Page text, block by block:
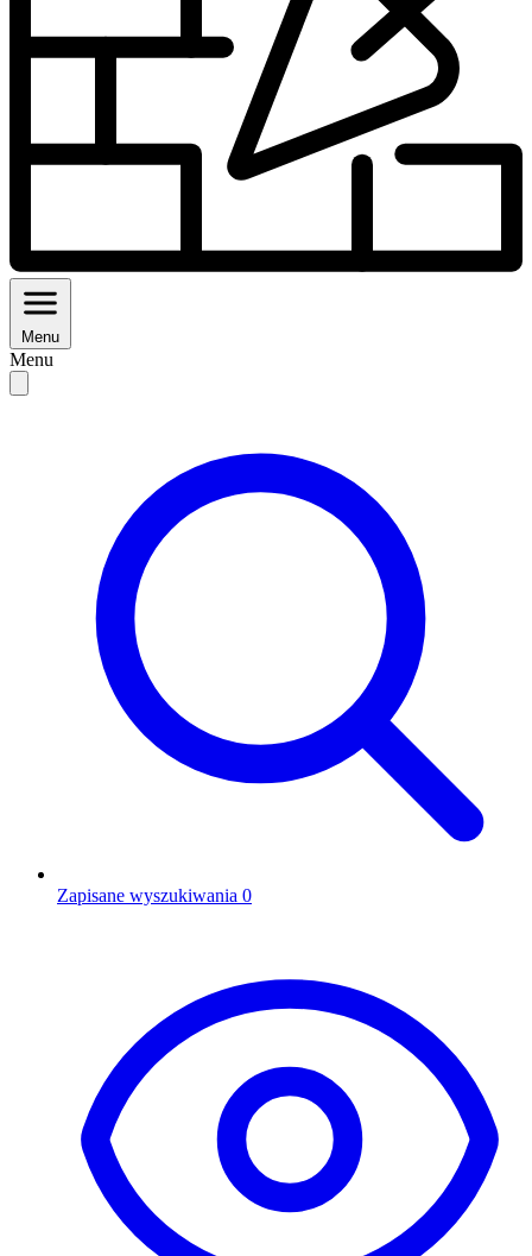
Menu
Menu
Zapisane wyszukiwania 0